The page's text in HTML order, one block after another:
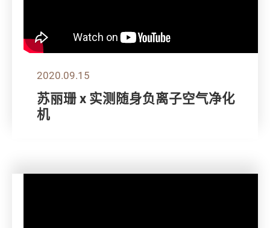
2020.09.15
苏丽珊 x 实测随身负离子空气净化
机